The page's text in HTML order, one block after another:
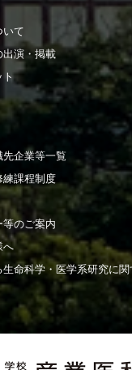
いて
出演・掲載
企業等一覧
練課程制度
のご案内
へ
命科学・医学系研究に関